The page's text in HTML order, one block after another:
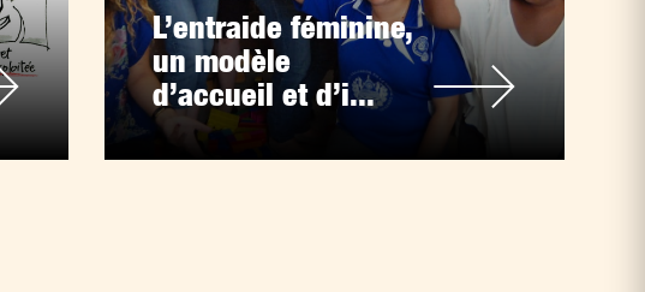
L’entraide féminine,
un modèle
d’accueil et d’i...